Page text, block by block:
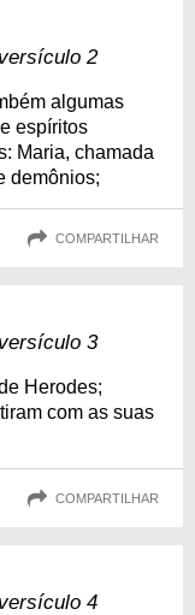
2
algumas
espíritos
Maria, chamada
demônios;
COMPARTILHAR
3
Herodes;
com as suas
COMPARTILHAR
4